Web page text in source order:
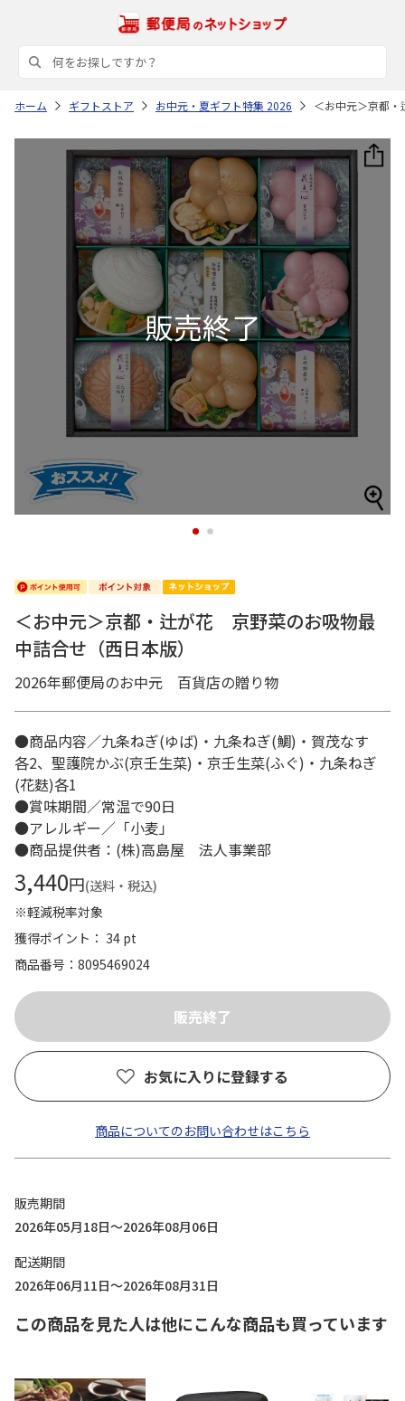
ホーム ギフトストア お中元・夏ギフト特集 2026 ＜お中元＞京都
1 2
＜お中元＞京都・辻が花 京野菜のお吸物最
中詰合せ（西日本版）
2026年郵便局のお中元 百貨店の贈り物
●商品内容／九条ねぎ(ゆば)・九条ねぎ(鯛)・賀茂なす
各2、聖護院かぶ(京壬生菜)・京壬生菜(ふぐ)・九条ねぎ
(花麩)各1
●賞味期間／常温で90日
●アレルギー／「小麦」
●商品提供者：(株)高島屋 法人事業部
3,440円(送料・税込)
※軽減税率対象
獲得ポイント： 34 pt
商品番号
8095469024
お気に入りに登録する
商品についてのお問い合わせはこちら
販売期間
2026年05月18日～2026年08月06日
配送期間
2026年06月11日～2026年08月31日
この商品を見た人は他にこんな商品も買っています